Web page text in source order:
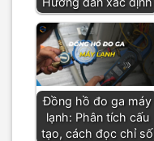
Đồng hồ đo ga máy
lạnh: Phân tích cấu
tạo, cách đọc chỉ số